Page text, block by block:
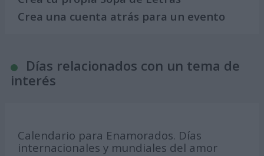
Crea una cuenta atrás para un evento
Días relacionados con un tema de
interés
Calendario para Enamorados. Días
internacionales y mundiales del amor